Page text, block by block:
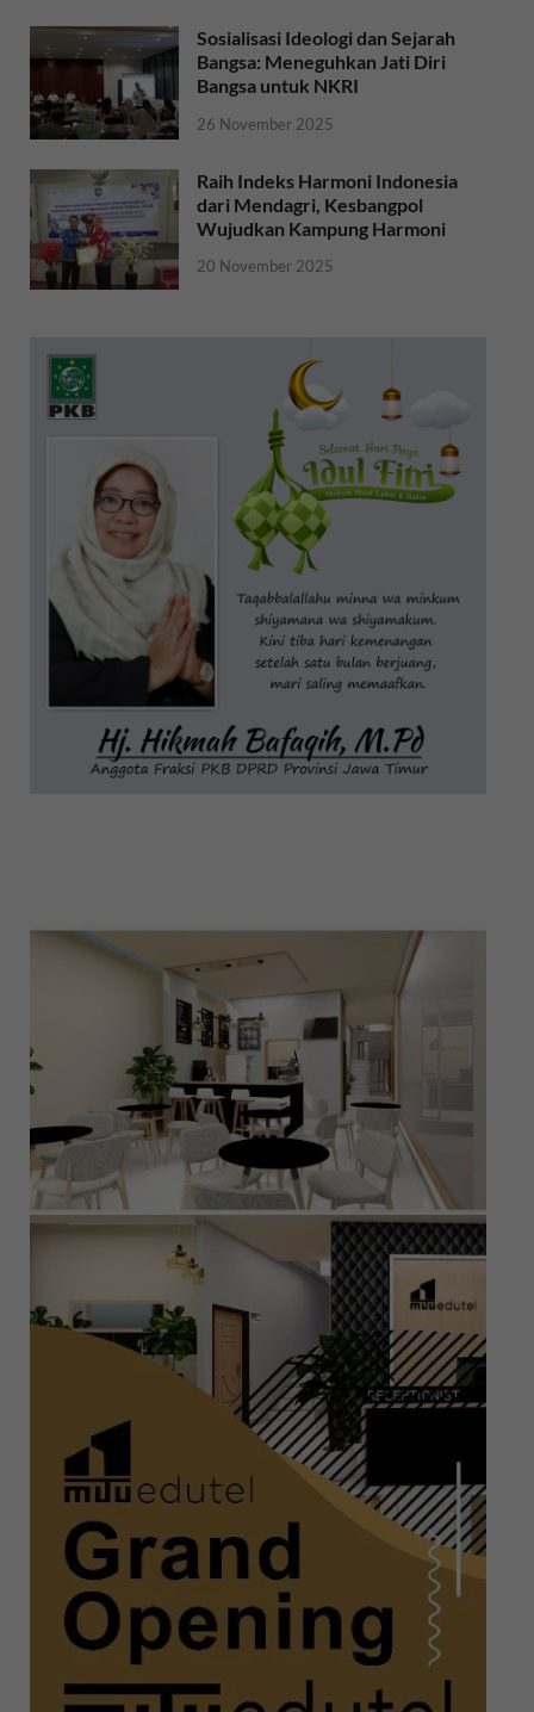
Sosialisasi Ideologi dan Sejarah
Bangsa: Meneguhkan Jati Diri
Bangsa untuk NKRI
26 November 2025
Raih Indeks Harmoni Indonesia
dari Mendagri, Kesbangpol
Wujudkan Kampung Harmoni
20 November 2025